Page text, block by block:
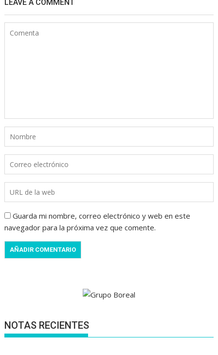
LEAVE A COMMENT
Guarda mi nombre, correo electrónico y web en este
navegador para la próxima vez que comente.
NOTAS RECIENTES